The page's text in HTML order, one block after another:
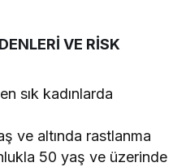
VE RİSK
sık kadınlarda
ve altında rastlanma
50 yaş ve üzerinde